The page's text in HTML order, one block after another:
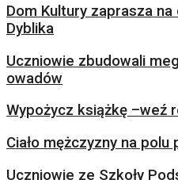
Dom Kultury zaprasza
Dyblika
Uczniowie zbudowali
owadów
Wypożycz książkę –weź
Ciało mężczyzny na
Uczniowie ze Szkoły